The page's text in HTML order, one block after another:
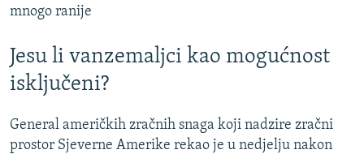
mnogo ranije
Jesu li vanzemaljci kao mogućnost
isključeni?
General američkih zračnih snaga koji nadzire zračni
prostor Sjeverne Amerike rekao je u nedjelju nakon